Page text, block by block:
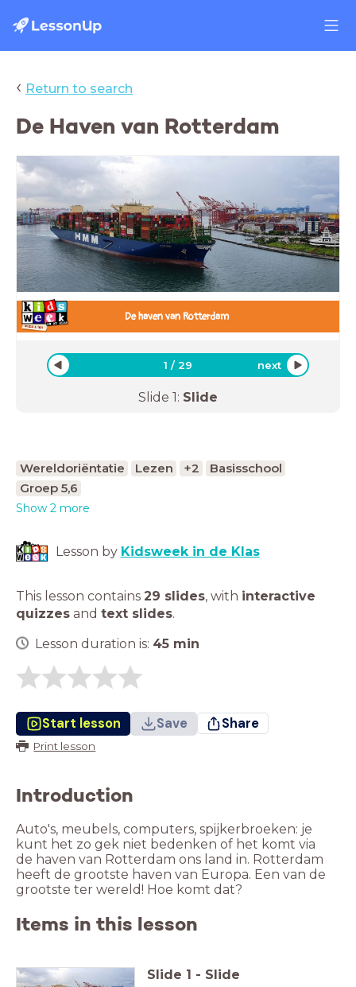
‹ Return to search
De Haven van Rotterdam
De haven van Rotterdam
1 /29 next
Slide 1: Slide
Wereldoriëntatie Lezen +2
Basisschool
Groep 5,6
Show 2 more
Lesson by Kidsweek in de Klas
This lesson contains 29 slides, with interactive
quizzes and text slides.
Lesson duration is: 45 min
Start lesson Save Share
Print lesson
Introduction
Auto's, meubels, computers, spijkerbroeken: je
kunt het zo gek niet bedenken of het komt via
de haven van Rotterdam ons land in. Rotterdam
heeft de grootste haven van Europa. Een van de
grootste ter wereld! Hoe komt dat?
Items in this lesson
Slide 1 - Slide